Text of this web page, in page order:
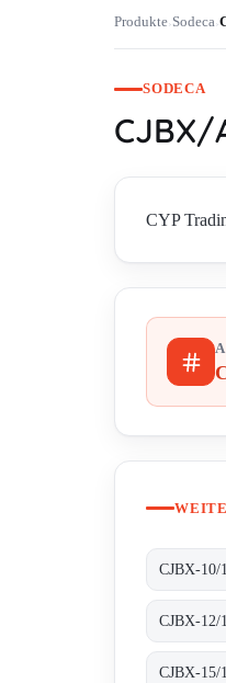
Produkte›Sodeca›
SODECA
CJBX/
CYP
CJBX-10/
CJBX-12/
CJBX-15/